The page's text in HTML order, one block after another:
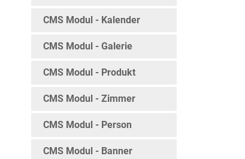
CMS Modul - Kalender
CMS Modul - Galerie
CMS Modul - Produkt
CMS Modul - Zimmer
CMS Modul - Person
CMS Modul - Banner